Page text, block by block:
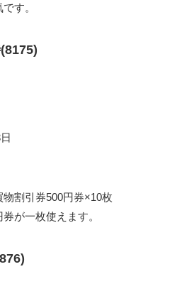
す。
割引券500円券×10枚
が一枚使えます。